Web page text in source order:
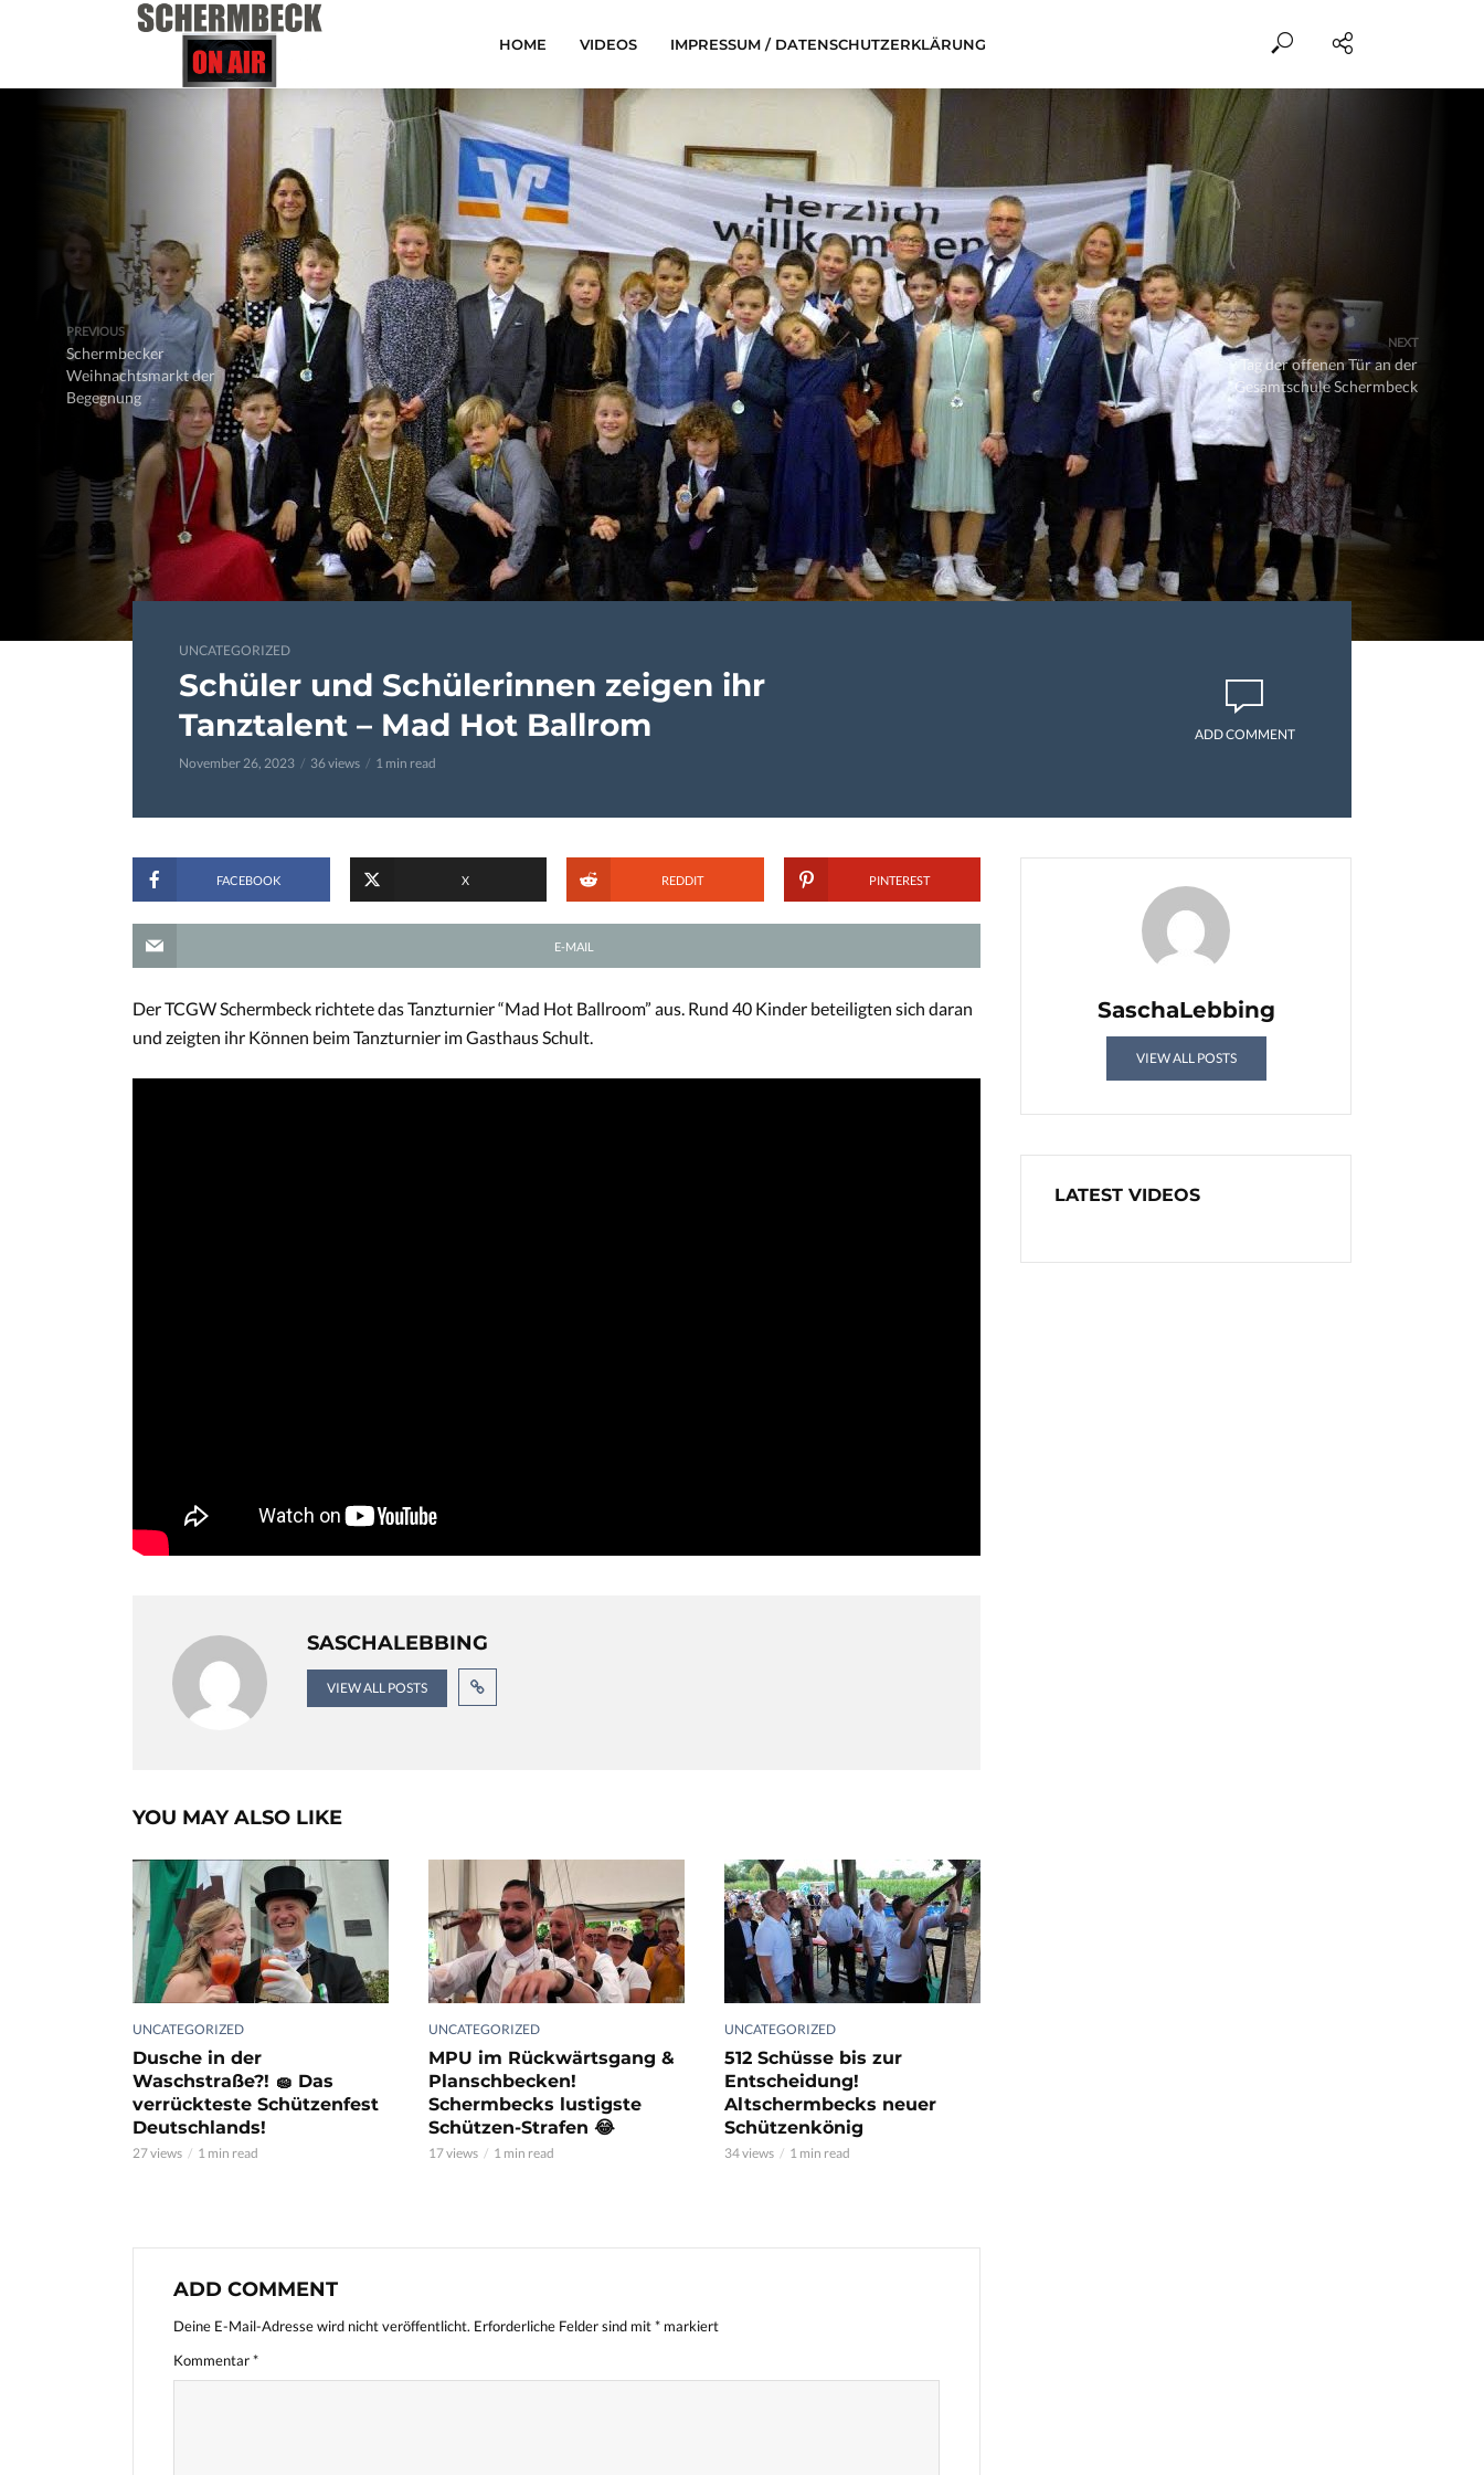
HOME VIDEOS IMPRESSUM / DATENSCHUTZERKLÄRUNG
PREVIOUS
Schermbecker
Weihnachtsmarkt der
Begegnung
NEXT
Tag der offenen Tür an der
Gesamtschule Schermbeck
UNCATEGORIZED
Schüler und Schülerinnen zeigen ihr
Tanztalent – Mad Hot Ballrom
November 26, 2023 36 views 1 min read
ADD COMMENT
FACEBOOK X REDDIT PINTEREST
E-MAIL
Der TCGW Schermbeck richtete das Tanzturnier “Mad Hot Ballroom” aus. Rund 40 Kinder beteiligten sich daran
und zeigten ihr Können beim Tanzturnier im Gasthaus Schult.
SASCHALEBBING
VIEW ALL POSTS
YOU MAY ALSO LIKE
UNCATEGORIZED
Dusche in der
Waschstraße?! 🧽 Das
verrückteste Schützenfest
Deutschlands!
27 views 1 min read
UNCATEGORIZED
MPU im Rückwärtsgang &
Planschbecken!
Schermbecks lustigste
Schützen-Strafen 😂
17 views 1 min read
UNCATEGORIZED
512 Schüsse bis zur
Entscheidung!
Altschermbecks neuer
Schützenkönig
34 views 1 min read
ADD COMMENT
Deine E-Mail-Adresse wird nicht veröffentlicht. Erforderliche Felder sind mit* markiert
Kommentar*
SaschaLebbing
VIEW ALL POSTS
LATEST VIDEOS